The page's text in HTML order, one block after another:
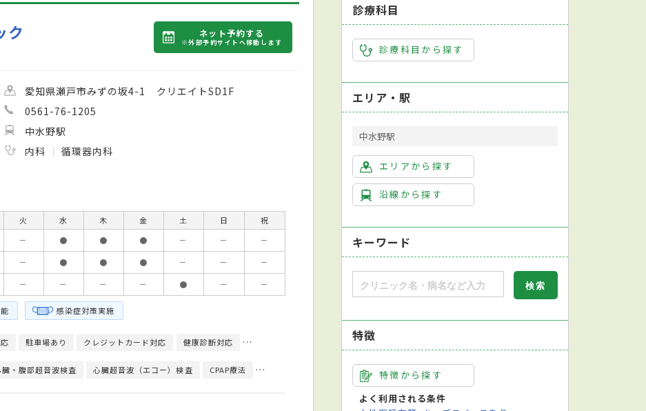
ク ネット予約する
※外部予約サイトへ移動します
愛知県瀬戸市みずの坂4-1 クリエイトSD1F
0561-76-1205
中水野駅
内科
循環器内科
火 水 木 金 土 日
祝
－ ● ● ● － －
－
－ ● ● ● － －
－
－ － － － ● － －
感染症対策実施
駐車場あり クレジットカード対応 健康診断対応 人間ドック対応 日本内科学会総合内科専門医
臓・腹部超音波検査 心臓超音波（エコー）検査 CPAP療法 腹部超音波検査 インフルエンザ抗原検出キット ホルター心電図検査
診療科目
診療科目から探す
エリア・駅
中水野駅
エリアから探す
沿線から探す
キーワード
特徴
特徴から探す
よく利用される条件